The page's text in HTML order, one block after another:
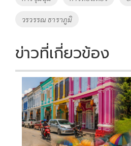
k
วรวรรณ ธาราภูมิ
ข่าวที่เกี่ยวข้อง